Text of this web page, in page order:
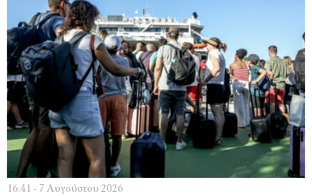
16:41 - 7 Αυγούστου 2026